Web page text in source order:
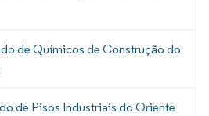
de Químicos de Construção do
de Pisos Industriais do Oriente